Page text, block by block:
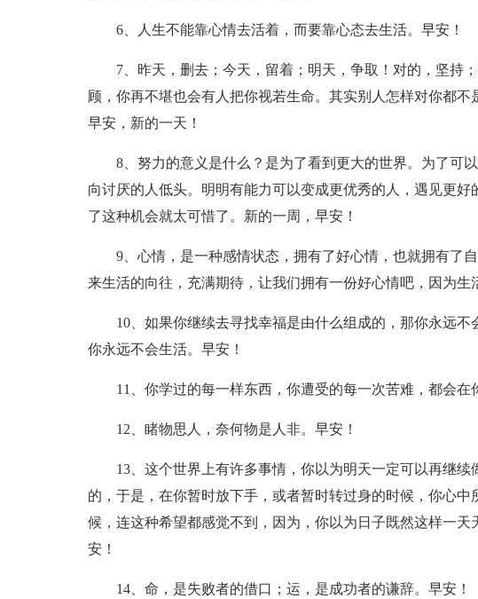
6、人生不能靠心情去活着，而要靠心态去生活。早安！
7、昨天，删去；今天，留着；明天，争取！对的，坚持
顾，你再不堪也会有人把你视若生命。其实别人怎样对你都不
早安，新的一天！
8、努力的意义是什么？是为了看到更大的世界。为了可
向讨厌的人低头。明明有能力可以变成更优秀的人，遇见更
了这种机会就太可惜了。新的一周，早安！
9、心情，是一种感情状态，拥有了好心情，也就拥有了
来生活的向往，充满期待，让我们拥有一份好心情吧，因为生
10、如果你继续去寻找幸福是由什么组成的，那你永远不
你永远不会生活。早安！
11、你学过的每一样东西，你遭受的每一次苦难，都会在
12、睹物思人，奈何物是人非。早安！
13、这个世界上有许多事情，你以为明天一定可以再继
的，于是，在你暂时放下手，或者暂时转过身的时候，你心
候，连这种希望都感觉不到，因为，你以为日子既然这样一
安！
14、命，是失败者的借口；运，是成功者的谦辞。早安！